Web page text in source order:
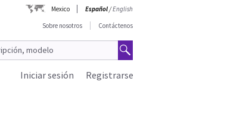
Mexico Español/English
Sobre nosotros
Contáctenos
Registrarse
Iniciar sesión